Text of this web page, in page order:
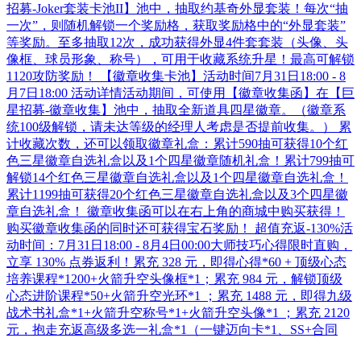
招募-Joker套装卡池II】池中，抽取约基奇外显套装！每次“抽
一次”，则随机解锁一个奖励格，获取奖励格中的“外显套装”
等奖励。至多抽取12次，成功获得外显4件套套装（头像、头
像框、球员形象、称号），可用于收藏系统升星！最高可解锁
1120攻防奖励！ 【徽章收集卡池】活动时间7月31日18:00 - 8
月7日18:00 活动详情活动期间，可使用【徽章收集函】在【巨
星招募-徽章收集】池中，抽取全新道具四星徽章。（徽章系
统100级解锁，请未达等级的经理人考虑是否提前收集。） 累
计收藏次数，还可以领取徽章礼盒：累计590抽可获得10个红
色三星徽章自选礼盒以及1个四星徽章随机礼盒！累计799抽可
解锁14个红色三星徽章自选礼盒以及1个四星徽章自选礼盒！
累计1199抽可获得20个红色三星徽章自选礼盒以及3个四星徽
章自选礼盒！ 徽章收集函可以在右上角的商城中购买获得！
购买徽章收集函的同时还可获得宝石奖励！ 超值充返-130%活
动时间：7月31日18:00 - 8月4日00:00大师技巧心得限时直购，
立享 130% 点券返利！累充 328 元，即得心得*60 + 顶级心态
培养课程*1200+火箭升空头像框*1；累充 984 元，解锁顶级
心态进阶课程*50+火箭升空光环*1 ；累充 1488 元，即得九级
战术书礼盒*1+火箭升空称号*1+火箭升空头像*1 ；累充 2120
元，抱走充返高级多选一礼盒*1（一键迈向卡*1、SS+合同